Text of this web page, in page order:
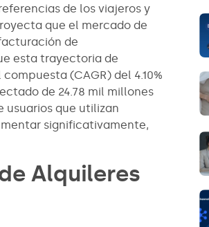
de los viajeros y
que el mercado de
de
esta trayectoria de
(CAGR) del 4.10%
de 24.78 mil millones
usuarios que utilizan
significativamente,
Alquileres